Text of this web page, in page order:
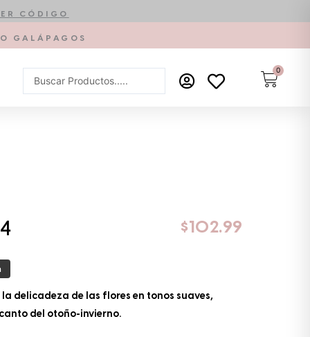
CÓDIGO
GALÁPAGOS
Search
...
0
$102.99
delicadeza de las flores en tonos suaves,
del otoño-invierno.